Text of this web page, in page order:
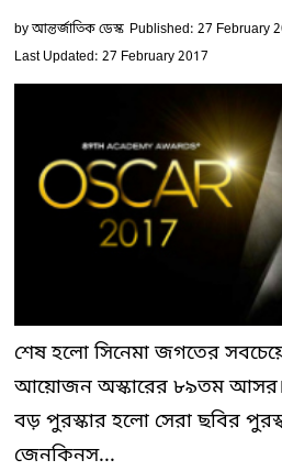
byআন্তর্জাতিক ডেস্ক Published: 27 February
Last Updated: 27 February 2017
শেষ হলো সিনেমা জগতের
আয়োজন অস্কারের ৮৯তম
বড় পুরস্কার হলো সেরা ছবির
জেনকিনস...